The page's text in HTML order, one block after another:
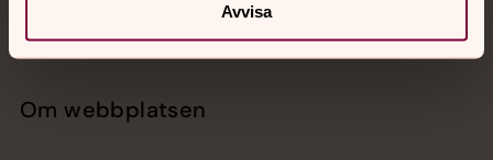
Avvisa
Om webbplatsen